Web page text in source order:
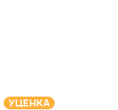
УЦЕНКА